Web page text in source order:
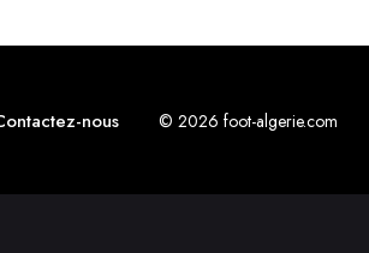
nous © 2026 foot-algerie.com